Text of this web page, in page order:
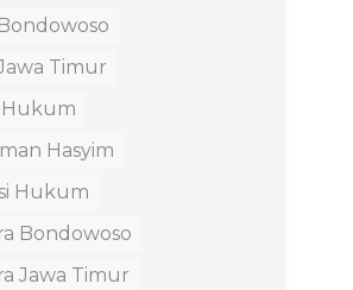
Timur
Hasyim
Hukum
Bondowoso
Jawa Timur